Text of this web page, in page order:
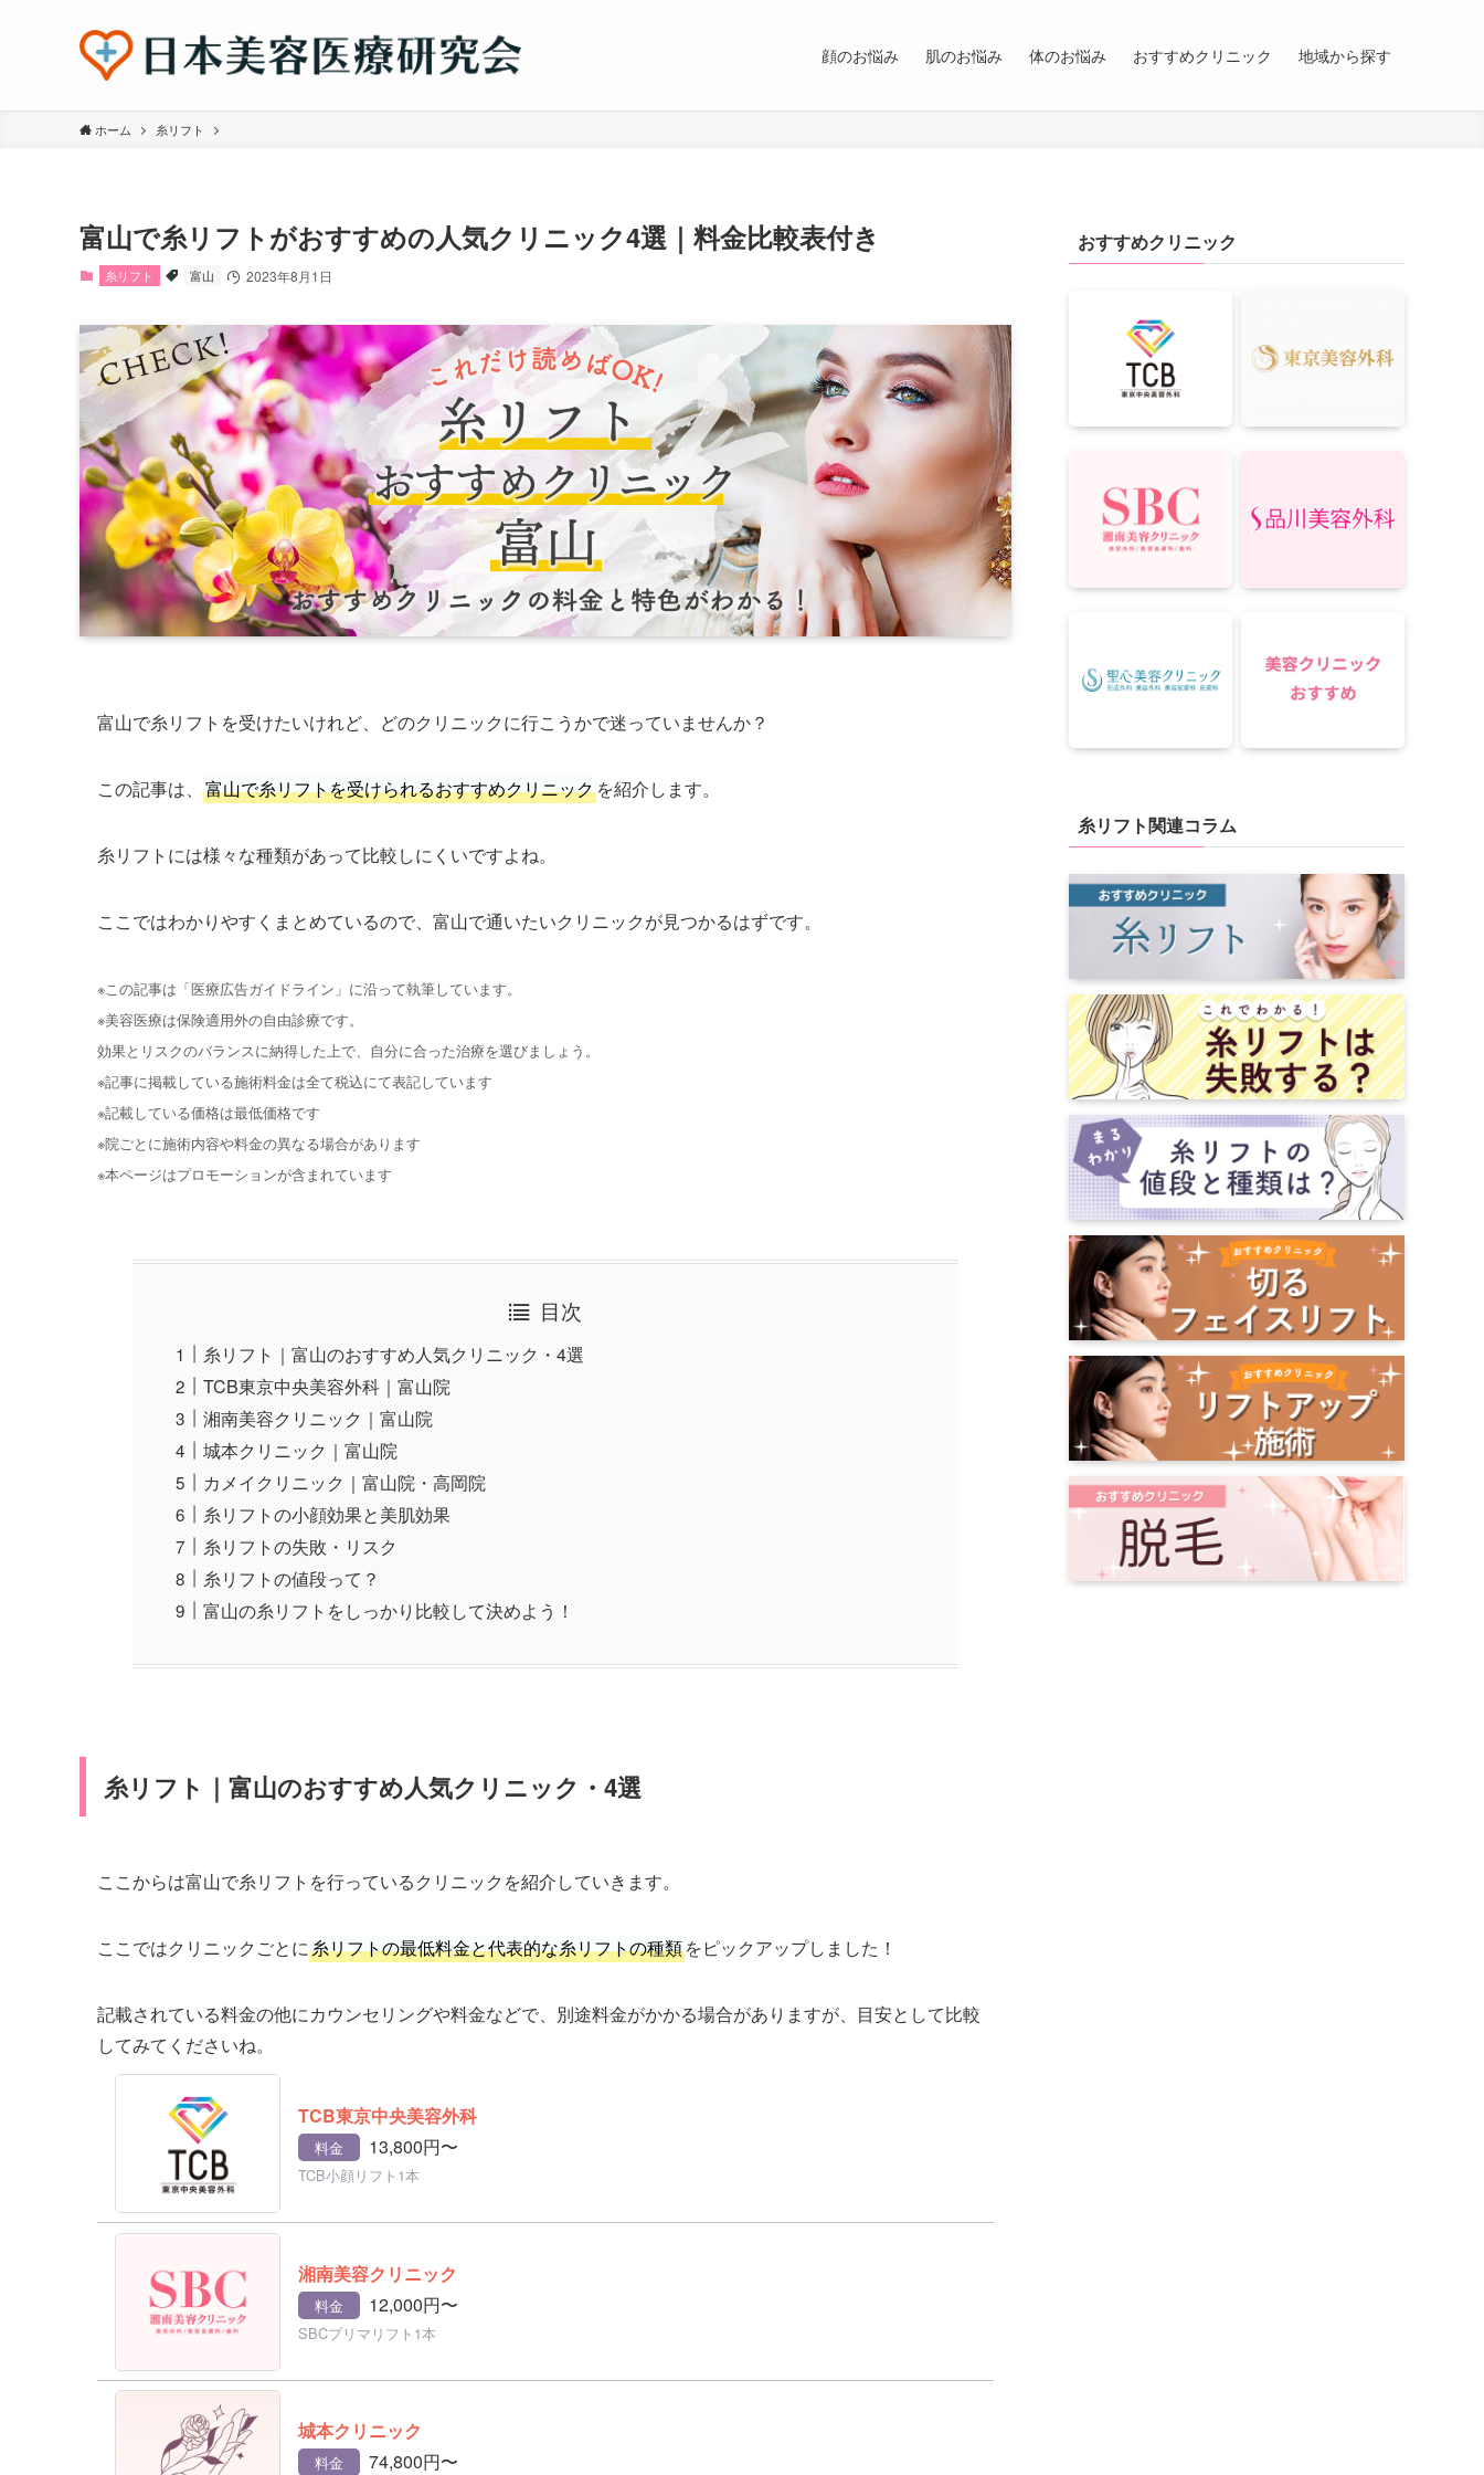
顔のお悩み 肌のお悩み 体のお悩み おすすめクリニック 地域から探す
ホーム 糸リフト
富山で糸リフトがおすすめの人気クリニック4選｜料金比較表付き
糸リフト 富山 2023年8月1日
富山で糸リフトを受けたいけれど、どのクリニックに行こうかで迷っていませんか？
この記事は、 富山で糸リフトを受けられるおすすめクリニックを紹介します。
糸リフトには様々な種類があって比較しにくいですよね。
ここではわかりやすくまとめているので、富山で通いたいクリニックが見つかるはずです。
※この記事は「医療広告ガイドライン」に沿って執筆しています。
※美容医療は保険適用外の自由診療です。
効果とリスクのバランスに納得した上で、自分に合った治療を選びましょう。
※記事に掲載している施術料金は全て税込にて表記しています
※記載している価格は最低価格です
※院ごとに施術内容や料金の異なる場合があります
※本ページはプロモーションが含まれています
目次
糸リフト｜富山のおすすめ人気クリニック・4選
TCB東京中央美容外科｜富山院
湘南美容クリニック｜富山院
城本クリニック｜富山院
カメイクリニック｜富山院・高岡院
糸リフトの小顔効果と美肌効果
糸リフトの失敗・リスク
糸リフトの値段って？
富山の糸リフトをしっかり比較して決めよう！
糸リフト｜富山のおすすめ人気クリニック・4選
ここからは富山で糸リフトを行っているクリニックを紹介していきます。
ここではクリニックごとに糸リフトの最低料金と代表的な糸リフトの種類をピックアップしました！
記載されている料金の他にカウンセリングや料金などで、別途料金がかかる場合がありますが、目安として比較
してみてくださいね。
TCB東京中央美容外科
料金 13,800円〜
TCB小顔リフト1本
湘南美容クリニック
料金 12,000円〜
SBCプリマリフト1本
城本クリニック
料金 74,800円〜
おすすめクリニック
糸リフト関連コラム